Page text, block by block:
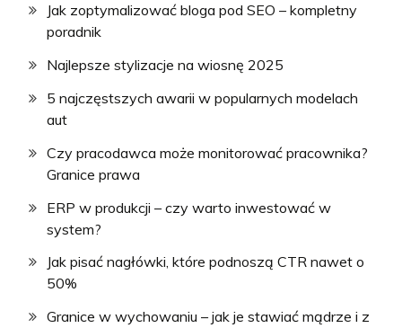
Jak zoptymalizować bloga pod SEO – kompletny
poradnik
Najlepsze stylizacje na wiosnę 2025
5 najczęstszych awarii w popularnych modelach
aut
Czy pracodawca może monitorować pracownika?
Granice prawa
ERP w produkcji – czy warto inwestować w
system?
Jak pisać nagłówki, które podnoszą CTR nawet o
50%
Granice w wychowaniu – jak je stawiać mądrze i z